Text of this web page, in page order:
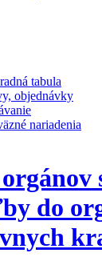
tabula
objednávky
nariadenia
do